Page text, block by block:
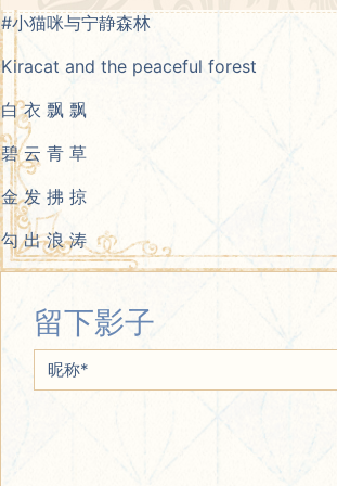
#小猫咪与宁静森林
Kiracat and the peaceful forest
白 衣 飘 飘
碧 云 青 草
金 发 拂 掠
勾 出 浪 涛
留下影子
昵称*